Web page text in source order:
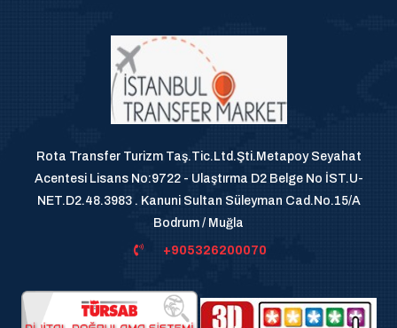
Rota Transfer Turizm Taş.Tic.Ltd.Şti.Metapoy Seyahat
Acentesi Lisans No:9722 - Ulaştırma D2 Belge No İST.U-
NET.D2.48.3983 . Kanuni Sultan Süleyman Cad.No.15/A
Bodrum / Muğla
+905326200070